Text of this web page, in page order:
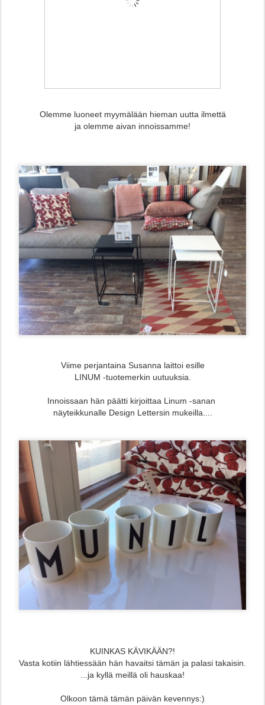
Olemme luoneet myymälään hieman uutta ilmettä
ja olemme aivan innoissamme!
Viime perjantaina Susanna laittoi esille
LINUM -tuotemerkin uutuuksia.
Innoissaan hän päätti kirjoittaa Linum -sanan
näyteikkunalle Design Lettersin mukeilla....
KUINKAS KÄVIKÄÄN?!
Vasta kotiin lähtiessään hän havaitsi tämän ja palasi takaisin.
...ja kyllä meillä oli hauskaa!
Olkoon tämä tämän päivän kevennys:)